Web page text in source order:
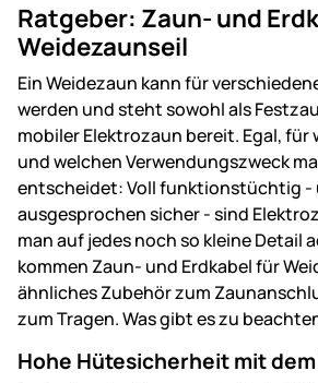
Ratgeber: Zaun- und
Weidezaunseil
Ein Weidezaun kann für
werden und steht sowohl als
mobiler Elektrozaun bereit. Egal, für
und welchen Verwendungszweck
entscheidet: Voll funktionstüchtig -
ausgesprochen sicher - sind
man auf jedes noch so kleine Detail
kommen Zaun- und Erdkabel für
ähnliches Zubehör zum
zum Tragen. Was gibt es zu
Hohe Hütesicherheit mit